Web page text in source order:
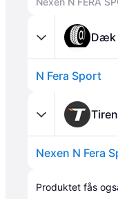
Dæk
N Fera Sport
Nexen N Fera
Produktet fås